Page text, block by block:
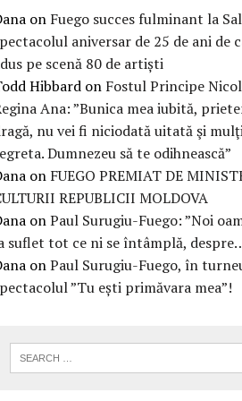
on Fuego succes fulminant la
aniversar de 25 de ani de
pe scenă 80 de artiști
Hibbard on Fostul Principe
Ana: ”Bunica mea iubită,
nu vei fi niciodată uitată şi
Dumnezeu să te odihnească”
on FUEGO PREMIAT DE
REPUBLICII MOLDOVA
onPaul Surugiu-Fuego: ”Noi
suflet tot ce ni se întâmplă,
onPaul Surugiu-Fuego, în
”Tu ești primăvara mea”!